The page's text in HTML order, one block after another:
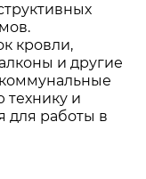
кровли,
и другие
технику и
для работы в